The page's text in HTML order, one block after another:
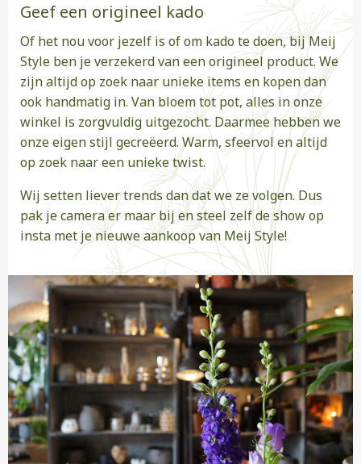
Geef een origineel kado
Of het nou voor jezelf is of om kado te doen, bij Meij
Style ben je verzekerd van een origineel product. We
zijn altijd op zoek naar unieke items en kopen dan
ook handmatig in. Van bloem tot pot, alles in onze
winkel is zorgvuldig uitgezocht. Daarmee hebben we
onze eigen stijl gecreëerd. Warm, sfeervol en altijd
op zoek naar een unieke twist.
Wij setten liever trends dan dat we ze volgen. Dus
pak je camera er maar bij en steel zelf de show op
insta met je nieuwe aankoop van Meij Style!